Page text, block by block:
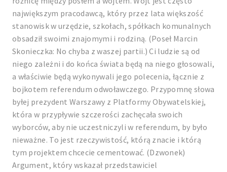
największym pracodawcą, który przez lata większość
stanowisk w urzędzie, szkołach, spółkach komunalnych
obsadził swoimi znajomymi i rodziną. (Poseł Marcin
Skonieczka: No chyba z waszej partii.) Ci ludzie są od
niego zależni i do końca świata będą na niego głosowali,
a właściwie będą wykonywali jego polecenia, łącznie z
bojkotem referendum odwoławczego. Przypomnę słowa
byłej prezydent Warszawy z Platformy Obywatelskiej,
która w przypływie szczerości zachęcała swoich
wyborców, aby nie uczestniczyli w referendum, by było
nieważne. To jest rzeczywistość, którą znacie i którą
tym projektem chcecie cementować. (Dzwonek)
Argument, który wskazał przedstawiciel